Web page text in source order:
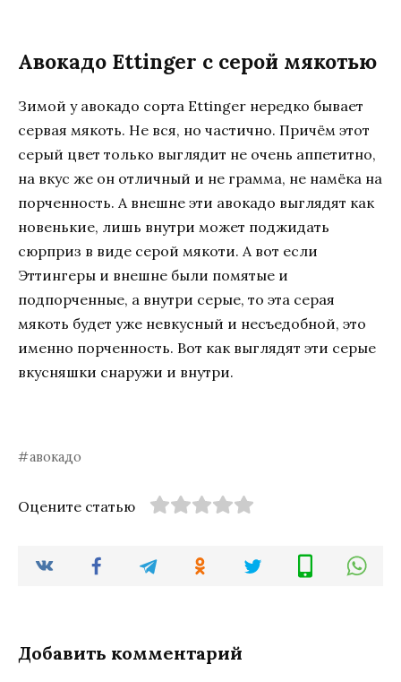
Авокадо Ettinger с серой мякотью
Зимой у авокадо сорта Ettinger нередко бывает
сервая мякоть. Не вся, но частично. Причём этот
серый цвет только выглядит не очень аппетитно,
на вкус же он отличный и не грамма, не намёка на
порченность. А внешне эти авокадо выглядят как
новенькие, лишь внутри может поджидать
сюрприз в виде серой мякоти. А вот если
Эттингеры и внешне были помятые и
подпорченные, а внутри серые, то эта серая
мякоть будет уже невкусный и несъедобной, это
именно порченность. Вот как выглядят эти серые
вкусняшки снаружи и внутри.
авокадо
Оцените статью
Добавить комментарий